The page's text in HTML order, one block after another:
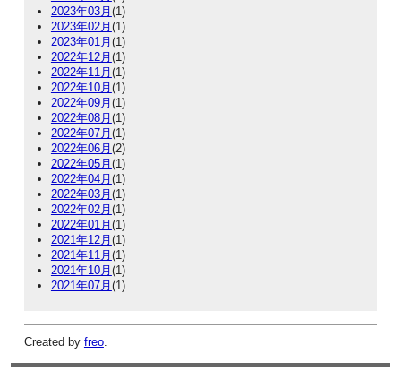
2023年03月 (1)
2023年02月 (1)
2023年01月 (1)
2022年12月 (1)
2022年11月 (1)
2022年10月 (1)
2022年09月 (1)
2022年08月 (1)
2022年07月 (1)
2022年06月 (2)
2022年05月 (1)
2022年04月 (1)
2022年03月 (1)
2022年02月 (1)
2022年01月 (1)
2021年12月 (1)
2021年11月 (1)
2021年10月 (1)
2021年07月 (1)
Created by freo.